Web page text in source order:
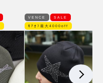
VENCE SALE
ﾓｱｵﾌ最大4000off